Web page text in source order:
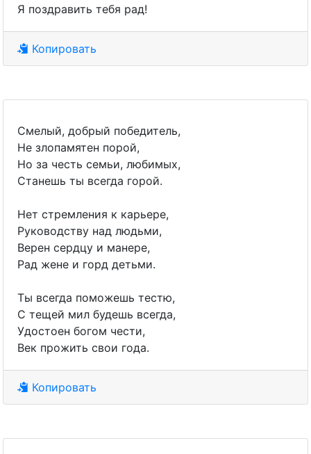
Я поздравить тебя рад!
Копировать
Смелый, добрый победитель,
Не злопамятен порой,
Но за честь семьи, любимых,
Станешь ты всегда горой.
Нет стремления к карьере,
Руководству над людьми,
Верен сердцу и манере,
Рад жене и горд детьми.
Ты всегда поможешь тестю,
С тещей мил будешь всегда,
Удостоен богом чести,
Век прожить свои года.
Копировать